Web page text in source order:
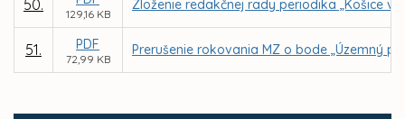
50.
129,16 KB
Zloženie redakčnej rady periodika „Košice v
51. PDF
72,99 KB
Prerušenie rokovania MZ o bode „Územný